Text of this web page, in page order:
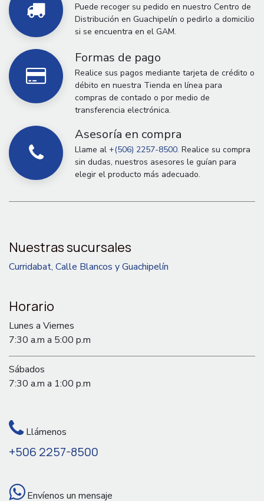
Puede recoger su pedido en nuestro Centro de
Distribución en Guachipelín o pedirlo a domicilio
si se encuentra en el GAM.
Formas de pago
Realice sus pagos mediante tarjeta de crédito o
débito en nuestra Tienda en línea para
compras de contado o por medio de
transferencia electrónica.
Asesoría en compra
Llame al +(506) 2257-8500. Realice su compra
sin dudas, nuestros asesores le guían para
elegir el producto más adecuado.
Nuestras sucursales
Curridabat, Calle Blancos y Guachipelín
Horario
Lunes a Viernes
7:30 a.m a 5:00 p.m
Sábados
7:30 a.m a 1:00 p.m
Llámenos
+506 2257-8500
Envíenos un mensaje